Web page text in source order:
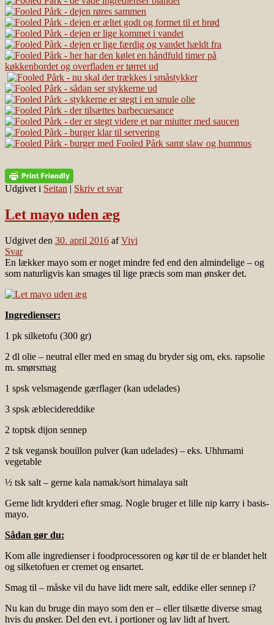
Udgivet i Seitan | Skriv et svar
Let mayo uden æg
Udgivet den 30. april 2016 afVivi
Svar
En lækker mayo som er noget mindre fed end den almindelige – og
som naturligvis kan smages til lige præcis som man ønsker det.
Ingredienser:
1 pk silketofu (300 gr)
2 dl olie – neutral eller med en smag du bryder sig om, eks. rapsolie
m. smørsmag
1 spsk velsmagende gærflager (kan udelades)
3 spsk æblecidereddike
2 toptsk dijon sennep
2 tsk vegansk bouillon pulver (kan udelades) – eks. Uhhmami
vegetable
½ tsk salt – gerne kala namak/sort himalaya salt
Gerne lidt krydderi efter smag. Nogle bruger et lille nip karry i basis-
mayo.
Sådan gør du:
Kom alle ingredienser i foodprocessoren og kør til de er blandet helt
og silketofuen er cremet og ensartet.
Smag til – måske vil du have lidt mere salt, eddike eller sennep i?
Nu kan du bruge din mayo som den er – eller tilsætte diverse smag
hvis du ønsker. Del den evt. i portioner og lav lidt af hvert.